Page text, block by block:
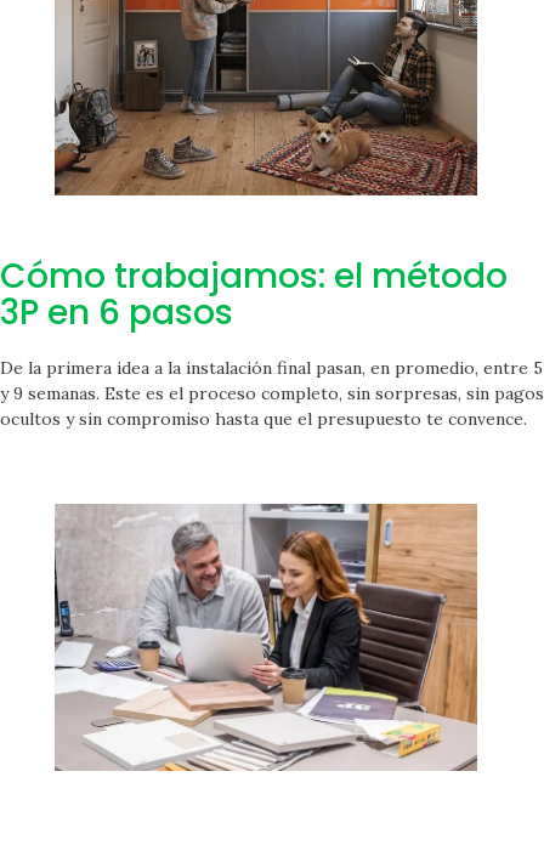
Cómo trabajamos: el método
3P en 6 pasos
De la primera idea a la instalación final pasan, en promedio, entre 5
y 9 semanas. Este es el proceso completo, sin sorpresas, sin pagos
ocultos y sin compromiso hasta que el presupuesto te convence.